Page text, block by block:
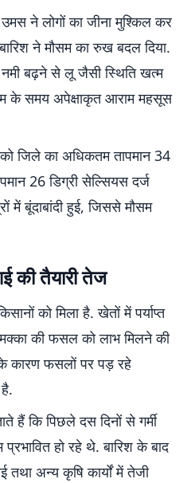
ने लोगों का जीना मुश्किल कर
ने मौसम का रुख बदल दिया.
बढ़ने से लू जैसी स्थिति खत्म
के समय अपेक्षाकृत आराम महसूस
जिले का अधिकतम तापमान 34
26 डिग्री सेल्सियस दर्ज
में बूंदाबांदी हुई, जिससे मौसम
की तैयारी तेज
को मिला है. खेतों में पर्याप्त
की फसल को लाभ मिलने की
कारण फसलों पर पड़ रहे
हैं कि पिछले दस दिनों से गर्मी
हो रहे थे. बारिश के बाद
अन्य कृषि कार्यों में तेजी